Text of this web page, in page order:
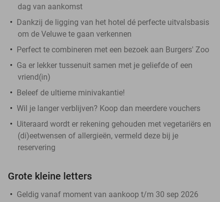
dag van aankomst
Dankzij de ligging van het hotel dé perfecte uitvalsbasis
om de Veluwe te gaan verkennen
Perfect te combineren met een bezoek aan Burgers' Zoo
Ga er lekker tussenuit samen met je geliefde of een
vriend(in)
Beleef de ultieme minivakantie!
Wil je langer verblijven? Koop dan meerdere vouchers
Uiteraard wordt er rekening gehouden met vegetariërs en
(di)eetwensen of allergieën, vermeld deze bij je
reservering
Grote kleine letters
Geldig vanaf moment van aankoop t/m 30 sep 2026